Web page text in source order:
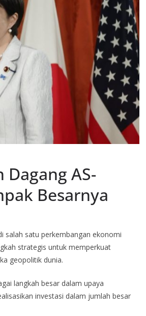
AS-
Besarnya
salah satu perkembangan ekonomi
strategis untuk memperkuat
geopolitik dunia.
langkah besar dalam upaya
investasi dalam jumlah besar